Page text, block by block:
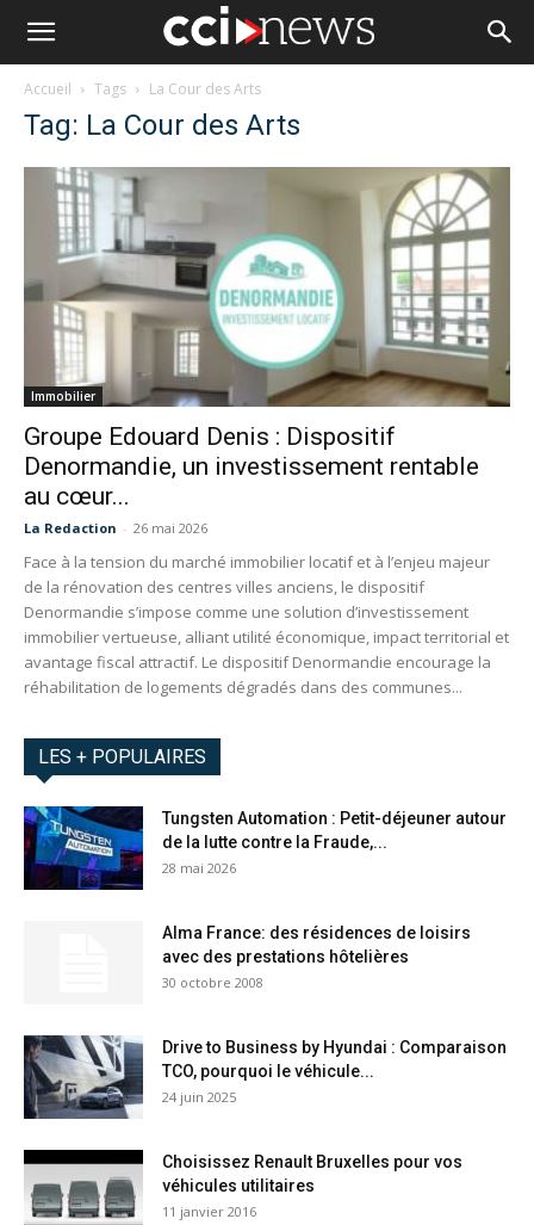
Accueil Tags La Cour des Arts
Tag: La Cour des Arts
Immobilier
Groupe Edouard Denis : Dispositif
Denormandie, un investissement rentable
au cœur...
La Redaction - 26 mai 2026
Face à la tension du marché immobilier locatif et à l’enjeu majeur
de la rénovation des centres villes anciens, le dispositif
Denormandie s’impose comme une solution d’investissement
immobilier vertueuse, alliant utilité économique, impact territorial et
avantage fiscal attractif. Le dispositif Denormandie encourage la
réhabilitation de logements dégradés dans des communes...
LES + POPULAIRES
Tungsten Automation : Petit-déjeuner autour
de la lutte contre la Fraude,...
28 mai 2026
Alma France: des résidences de loisirs
avec des prestations hôtelières
30 octobre 2008
Drive to Business by Hyundai : Comparaison
TCO, pourquoi le véhicule...
24 juin 2025
Choisissez Renault Bruxelles pour vos
véhicules utilitaires
11 janvier 2016